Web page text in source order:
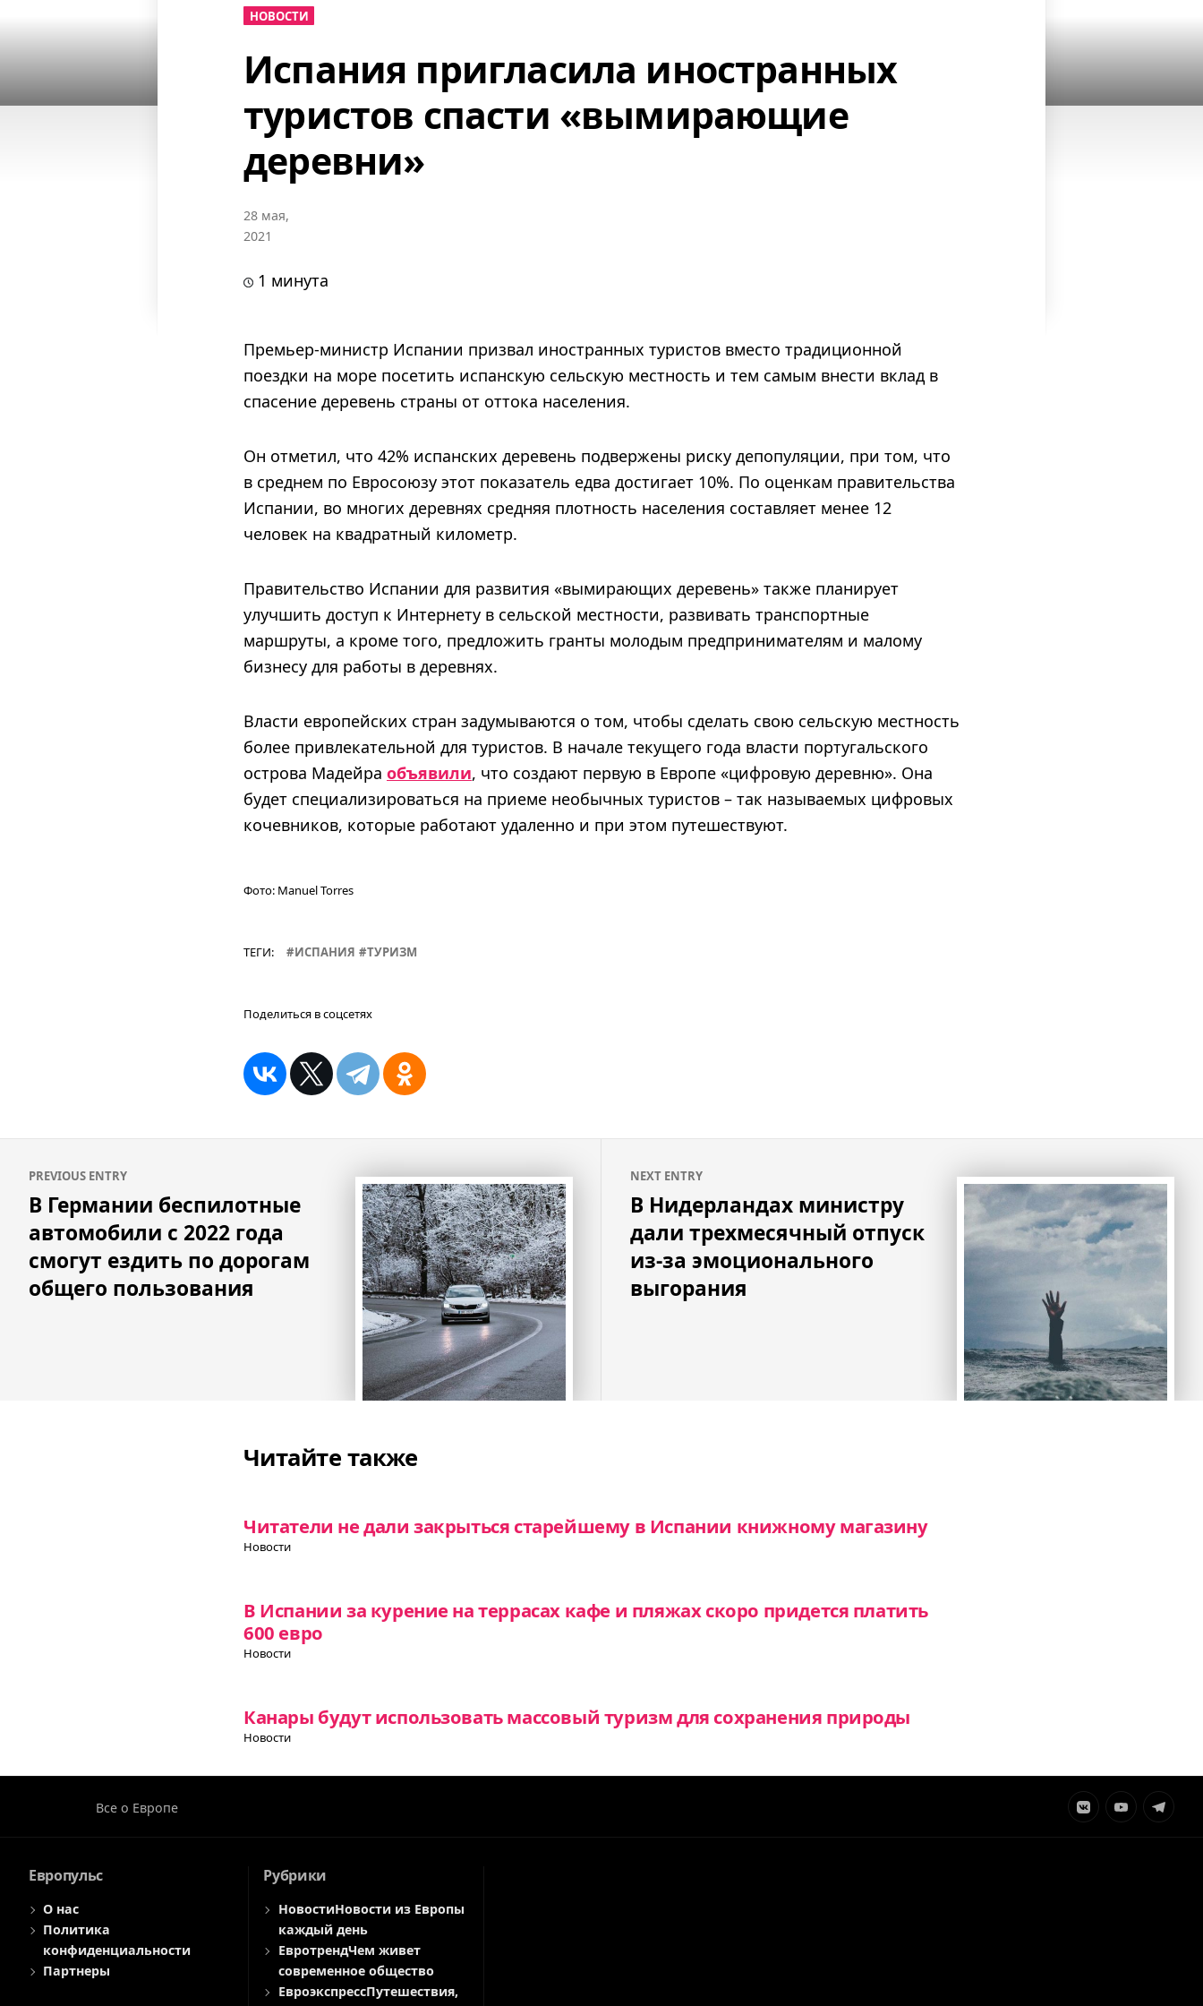
НОВОСТИ
Испания пригласила иностранных
туристов спасти «вымирающие
деревни»
28 мая,
2021
1 минута
Премьер-министр Испании призвал иностранных туристов вместо традиционной
поездки на море посетить испанскую сельскую местность и тем самым внести вклад в
спасение деревень страны от оттока населения.
Он отметил, что 42% испанских деревень подвержены риску депопуляции, при том, что
в среднем по Евросоюзу этот показатель едва достигает 10%. По оценкам правительства
Испании, во многих деревнях средняя плотность населения составляет менее 12
человек на квадратный километр.
Правительство Испании для развития «вымирающих деревень» также планирует
улучшить доступ к Интернету в сельской местности, развивать транспортные
маршруты, а кроме того, предложить гранты молодым предпринимателям и малому
бизнесу для работы в деревнях.
Власти европейских стран задумываются о том, чтобы сделать свою сельскую местность
более привлекательной для туристов. В начале текущего года власти португальского
острова Мадейра объявили, что создают первую в Европе «цифровую деревню». Она
будет специализироваться на приеме необычных туристов – так называемых цифровых
кочевников, которые работают удаленно и при этом путешествуют.
Фото: Manuel Torres
ТЕГИ: ИСПАНИЯ ТУРИЗМ
Поделиться в соцсетях
по
записям
PREVIOUS ENTRY
В Германии беспилотные
автомобили с 2022 года
смогут ездить по дорогам
общего пользования
NEXT ENTRY
В Нидерландах министру
дали трехмесячный отпуск
из-за эмоционального
выгорания
Читайте также
Читатели не дали закрыться старейшему в Испании книжному магазину
Новости
В Испании за курение на террасах кафе и пляжах скоро придется платить
600 евро
Новости
Канары будут использовать массовый туризм для сохранения природы
Новости
Все о Европе
ЭлементЭлементЭлемент
Европульс
О нас
Политика
конфиденциальности
Партнеры
Рубрики
НовостиНовости из Европы
каждый день
ЕвротрендЧем живет
современное общество
ЕвроэкспрессПутешествия,